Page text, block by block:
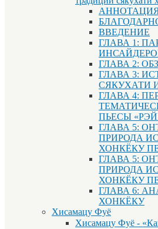
ВВЕДЕНИЕ
ГЛАВА 1:
ГЛАВА 2:
ГЛАВА 3:
СЯКУХАТИ
ГЛАВА 4:
ПЬЕСЫ
ГЛАВА 5:
ПРИРОДА
ХОНКЁКУ
ГЛАВА 5:
ПРИРОДА
ХОНКЁКУ
ГЛАВА 6:
ХОНКЁКУ
Хисамацу Фуё
Хисамацу Фуё -